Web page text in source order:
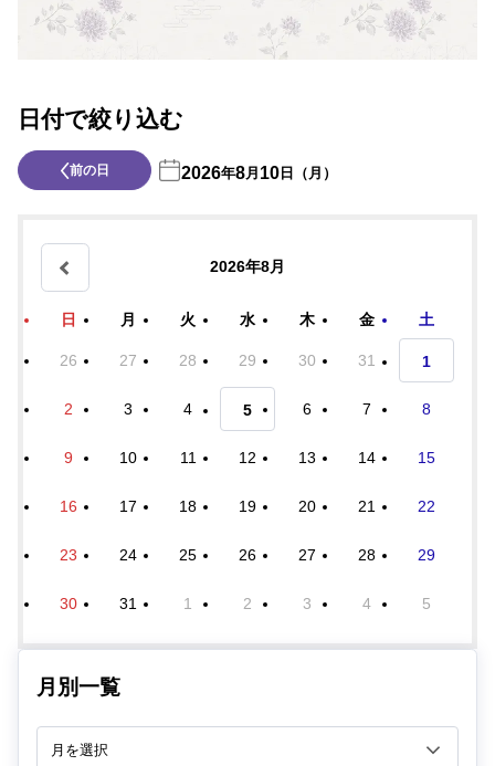
日付で絞り込む
前の日 2026年8月 10日（月）
2026年8月
日 月 火 水 木 金 土
26 27 28 29 30 31 1
2 3 4 5 6 7 8
9 10 11 12 13 14 15
16 17 18 19 20 21 22
23 24 25 26 27 28 29
30 31 1 2 3 4 5
月別一覧